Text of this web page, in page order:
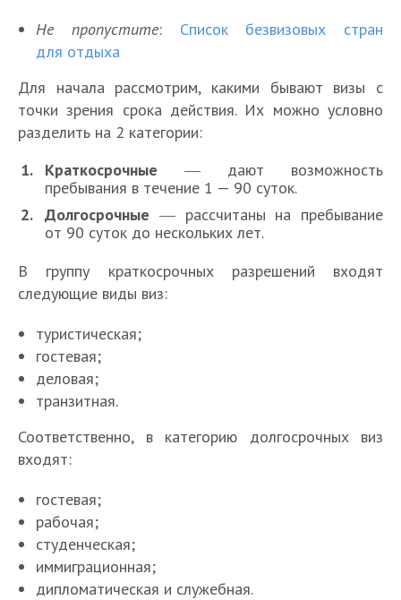
Не пропустите: Список безвизовых стран
для отдыха
Для начала рассмотрим, какими бывают визы с
точки зрения срока действия. Их можно условно
разделить на 2 категории:
Краткосрочные ― дают возможность
пребывания в течение 1 — 90 суток.
Долгосрочные ― рассчитаны на пребывание
от 90 суток до нескольких лет.
В группу краткосрочных разрешений входят
следующие виды виз:
туристическая;
гостевая;
деловая;
транзитная.
Соответственно, в категорию долгосрочных виз
входят:
гостевая;
рабочая;
студенческая;
иммиграционная;
дипломатическая и служебная.